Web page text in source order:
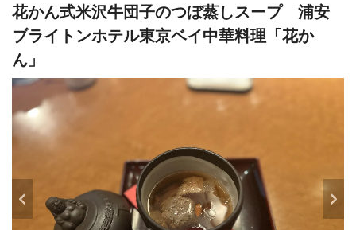
花かん式米沢牛団子のつぼ蒸しスープ 浦安
ブライトンホテル東京ベイ中華料理「花か
ん」